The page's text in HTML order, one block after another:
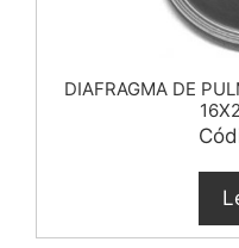
DIAFRAGMA DE